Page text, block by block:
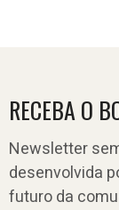
RECEBA O
Newsletter
desenvolvida
futuro da